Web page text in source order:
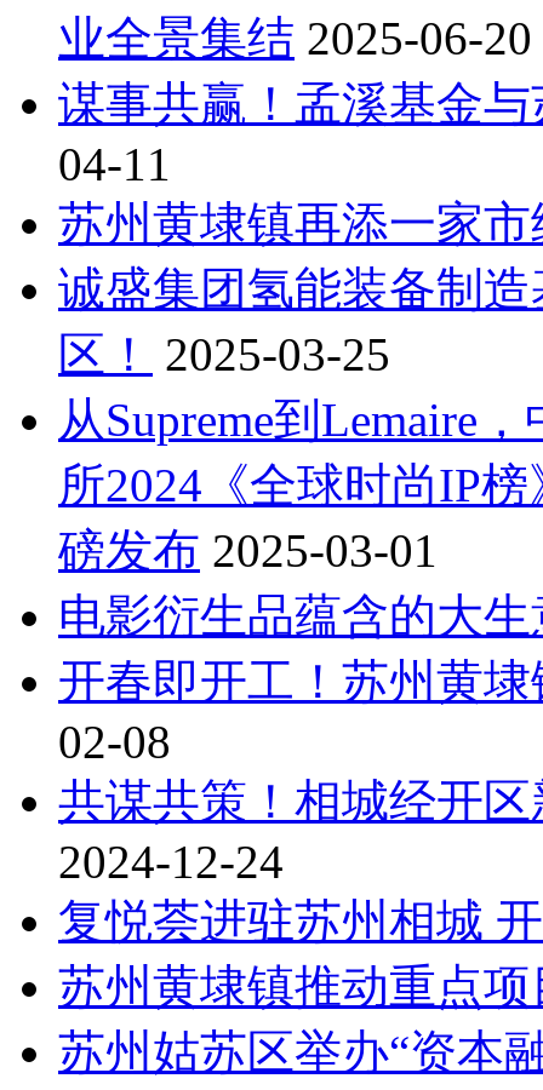
业全景集结 2025-06-20
谋事共赢！孟溪基金
04-11
苏州黄埭镇再添一家
诚盛集团氢能装备制
区！
2025-03-25
从Supreme到Lemaire
所2024《全球时尚IP
磅发布 2025-03-01
电影衍生品蕴含的大生
开春即开工！苏州黄
02-08
共谋共策！相城经开
2024-12-24
复悦荟进驻苏州相城
苏州黄埭镇推动重点
苏州姑苏区举办“资本